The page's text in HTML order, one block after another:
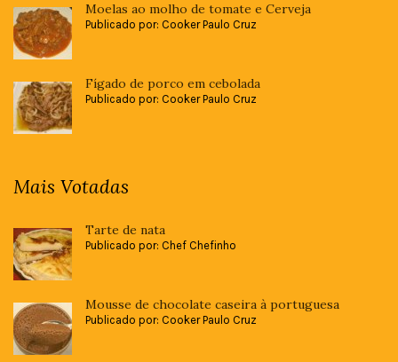
Moelas ao molho de tomate e Cerveja
Publicado por: Cooker Paulo Cruz
Fígado de porco em cebolada
Publicado por: Cooker Paulo Cruz
Mais Votadas
Tarte de nata
Publicado por: Chef Chefinho
Mousse de chocolate caseira à portuguesa
Publicado por: Cooker Paulo Cruz